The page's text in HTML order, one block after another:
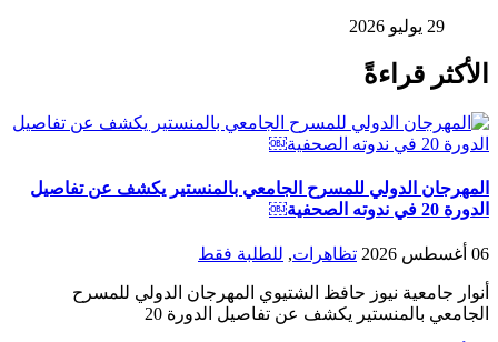
29 يوليو 2026
الأكثر قراءةً
المهرجان الدولي للمسرح الجامعي بالمنستير يكشف عن تفاصيل
الدورة 20 في ندوته الصحفية￼
06 أغسطس 2026 تظاهرات, للطلبة فقط
أنوار جامعية نيوز حافظ الشتيوي المهرجان الدولي للمسرح
الجامعي بالمنستير يكشف عن تفاصيل الدورة 20